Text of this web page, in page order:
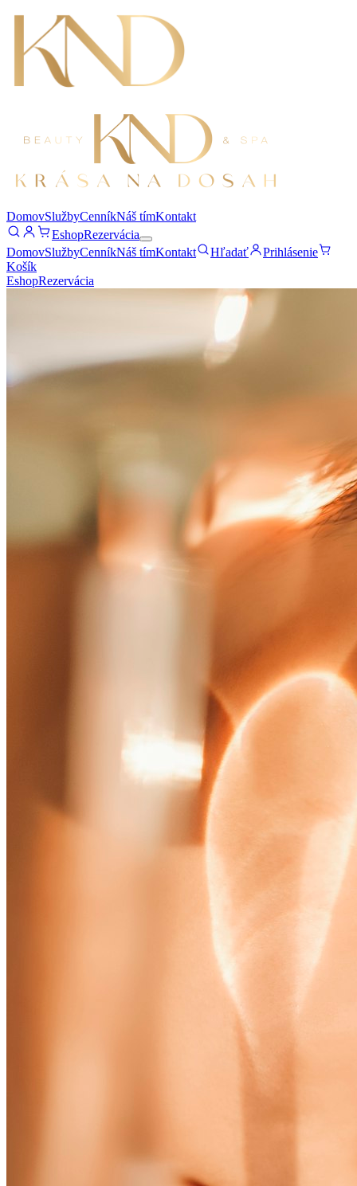
DomovSlužbyCenníkNáš tímKontakt
EshopRezervácia
DomovSlužbyCenníkNáš tímKontakt Hľadať
Prihlásenie
Košík
EshopRezervácia